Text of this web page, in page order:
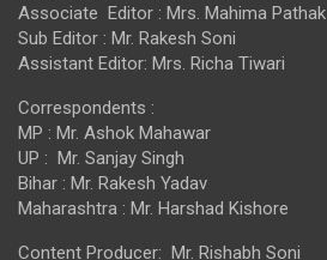
Associate Editor : Mrs. Mahima Pathak
Sub Editor : Mr. Rakesh Soni
Assistant Editor: Mrs. Richa Tiwari
Correspondents :
MP : Mr. Ashok Mahawar
UP : Mr. Sanjay Singh
Bihar : Mr. Rakesh Yadav
Maharashtra : Mr. Harshad Kishore
Content Producer: Mr. Rishabh Soni